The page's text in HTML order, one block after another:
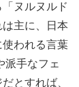
ヌルヌルド
主に、日本
われる言葉
派手なフェ
とすれば、